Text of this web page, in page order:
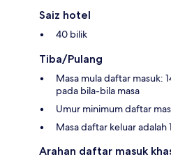
Saiz hotel
40 bilik
Tiba/Pulang
Masa mula daftar masuk:
pada bila-bila masa
Umur minimum daftar
Masa daftar keluar adalah
Arahan daftar masuk